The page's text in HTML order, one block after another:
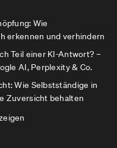
Wie
erkennen und verhindern
Teil einer KI-Antwort? –
AI, Perplexity & Co.
Wie Selbstständige in
Zuversicht behalten